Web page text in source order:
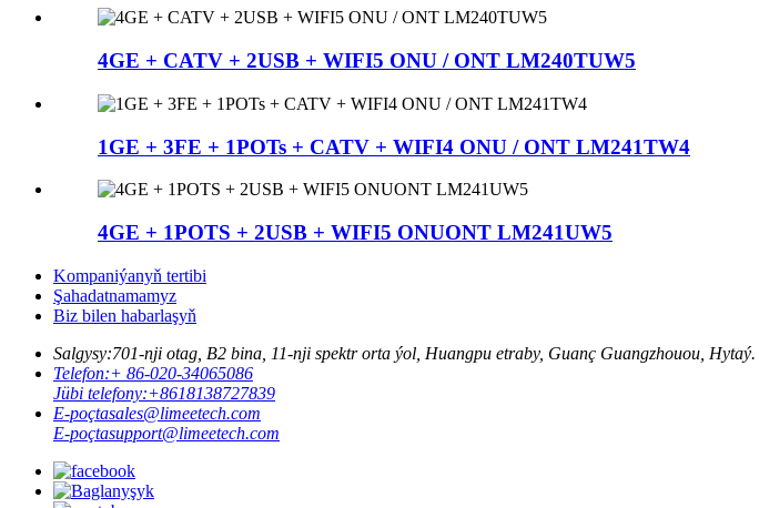
4GE + CATV + 2USB + WIFI5 ONU / ONT LM240TUW5
1GE + 3FE + 1POTs + CATV + WIFI4 ONU / ONT LM241TW4
4GE + 1POTS + 2USB + WIFI5 ONUONT LM241UW5
Kompaniýanyň tertibi
Şahadatnamamyz
Biz bilen habarlaşyň
Salgysy:701-nji otag, B2 bina, 11-nji spektr orta ýol, Huangpu etraby, Guanç Guangzhouou, Hytaý.
Telefon:+ 86-020-34065086
Jübi telefony:+8618138727839
E-poçtasales@limeetech.com
E-poçtasupport@limeetech.com